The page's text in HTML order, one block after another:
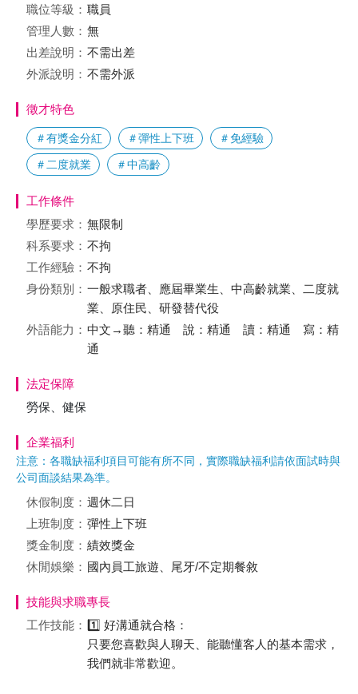
職位等級： 職員
管理人數： 無
出差說明： 不需出差
外派說明： 不需外派
徵才特色
＃有獎金分紅 ＃彈性上下班 ＃免經驗
＃二度就業 ＃中高齡
工作條件
學歷要求： 無限制
科系要求： 不拘
工作經驗： 不拘
身份類別： 一般求職者、應屆畢業生、中高齡就業、二度就
業、原住民、研發替代役
外語能力： 中文→聽：精通 說：精通 讀：精通 寫：精
通
法定保障
勞保、健保
企業福利
注意：各職缺福利項目可能有所不同，實際職缺福利請依面試時與
公司面談結果為準。
休假制度： 週休二日
上班制度： 彈性上下班
獎金制度： 績效獎金
休閒娛樂： 國內員工旅遊、尾牙/不定期餐敘
技能與求職專長
工作技能： 1️⃣ 好溝通就合格：
只要您喜歡與人聊天、能聽懂客人的基本需求，
我們就非常歡迎。